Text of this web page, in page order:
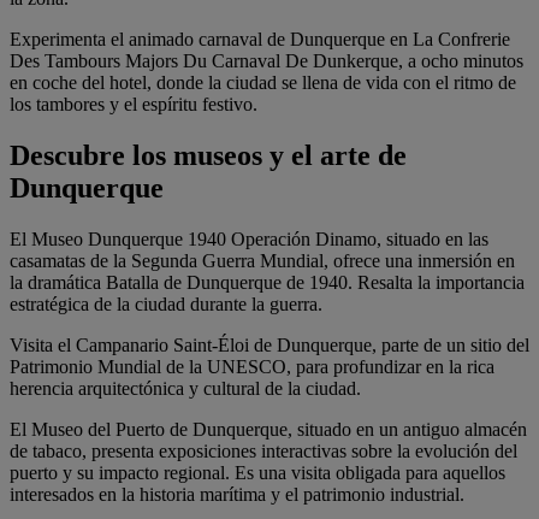
Experimenta el animado carnaval de Dunquerque en La Confrerie
Des Tambours Majors Du Carnaval De Dunkerque, a ocho minutos
en coche del hotel, donde la ciudad se llena de vida con el ritmo de
los tambores y el espíritu festivo.
Descubre los museos y el arte de
Dunquerque
El Museo Dunquerque 1940 Operación Dinamo, situado en las
casamatas de la Segunda Guerra Mundial, ofrece una inmersión en
la dramática Batalla de Dunquerque de 1940. Resalta la importancia
estratégica de la ciudad durante la guerra.
Visita el Campanario Saint-Éloi de Dunquerque, parte de un sitio del
Patrimonio Mundial de la UNESCO, para profundizar en la rica
herencia arquitectónica y cultural de la ciudad.
El Museo del Puerto de Dunquerque, situado en un antiguo almacén
de tabaco, presenta exposiciones interactivas sobre la evolución del
puerto y su impacto regional. Es una visita obligada para aquellos
interesados en la historia marítima y el patrimonio industrial.